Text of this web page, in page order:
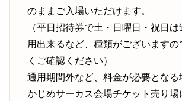
のままご入場いただけます。
（平日招待券で土・日曜日・祝日
用出来るなど、種類がございますの
くご確認ください）
通用期間外など、料金が必要となる
かじめサーカス会場チケット売り場